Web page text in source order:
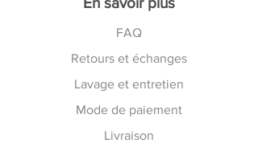
FAQ
Retours et échanges
Lavage et entretien
Mode de paiement
Livraison